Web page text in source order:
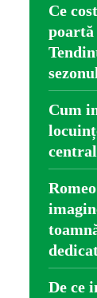
Ce
poartă
Cum
De ce